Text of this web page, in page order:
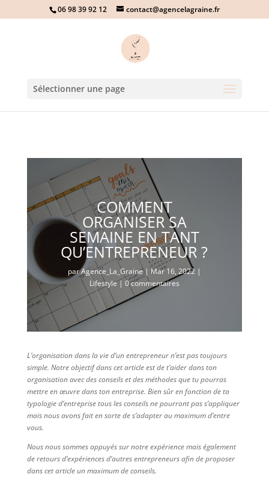
06 98 39 92 12 contact@agencelagraine.fr
Sélectionner une page
COMMENT
ORGANISER SA
SEMAINE EN TANT
QU’ENTREPRENEUR ?
parAgence_La_Graine| Mar 16, 2022|
Lifestyle| 0 commentaires
L’organisation dans la vie d’un entrepreneur n’est pas toujours
simple. Notre objectif dans cet article est de t’aider dans ton
organisation avec des conseils et des méthodes que tu pourras
mettre en œuvre dans ton entreprise. Bien sûr en fonction de ta
typologie d’entreprise tous les conseils ne pourront pas s’appliquer
mais nous avons fait en sorte de s’adapter au maximum d’entre
vous.
Nous nous sommes appuyés sur notre expérience mais également
de retours d’expériences d’autres entrepreneurs afin de proposer
dans cet article un maximum de conseils.